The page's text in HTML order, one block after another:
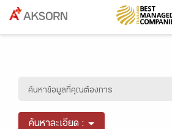
ค้นหาละเอียด :